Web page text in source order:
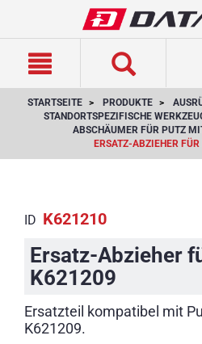
STARTSEITE PRODUKTE
STANDORTSPEZIFISCHE
ABSCHÄUMER FÜR PUTZ
ERSATZ-ABZIEHER
ID K621210
Ersatz-Abzieher
K621209
Ersatzteil kompatibel mit
K621209.